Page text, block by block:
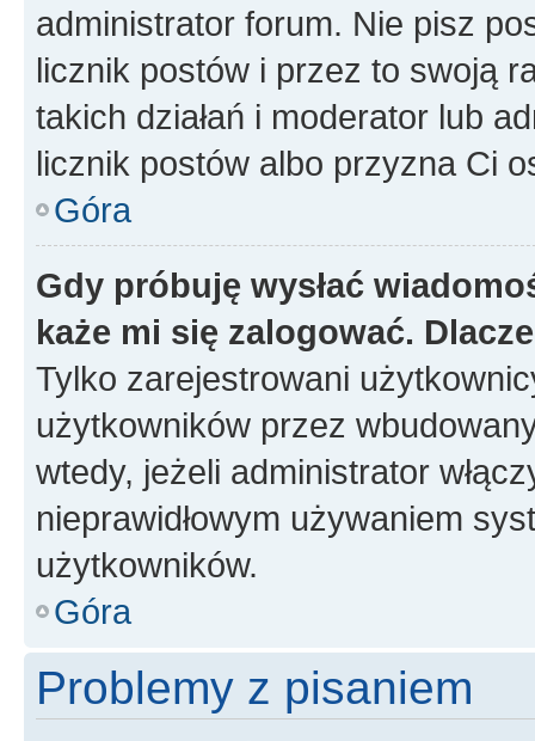
administrator forum. Nie pisz
licznik postów i przez to swoją
takich działań i moderator lub
licznik postów albo przyzna Ci
Góra
Gdy próbuję wysłać
każe mi się zalogować.
Tylko zarejestrowani
użytkowników przez
wtedy, jeżeli administrator
nieprawidłowym używaniem
użytkowników.
Góra
Problemy z pisaniem